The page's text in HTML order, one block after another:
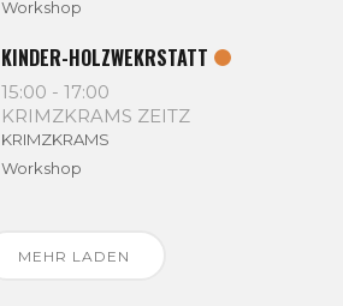
Workshop
KINDER-HOLZWEKRSTATT
15:00 - 17:00
KRIMZKRAMS ZEITZ
KRIMZKRAMS
Workshop
MEHR LADEN